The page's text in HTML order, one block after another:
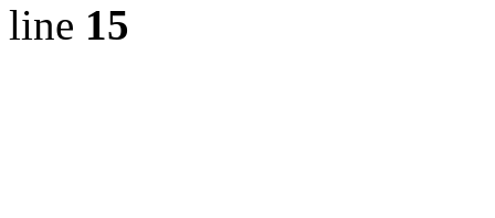
line 15